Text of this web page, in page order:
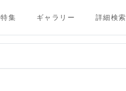
特集 ギャラリー 詳細検索